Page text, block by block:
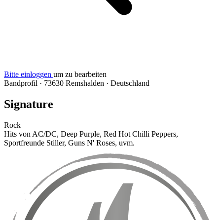
Bitte einloggen um zu bearbeiten
Bandprofil · 73630 Remshalden · Deutschland
Signature
Rock
Hits von AC/DC, Deep Purple, Red Hot Chilli Peppers,
Sportfreunde Stiller, Guns N' Roses, uvm.